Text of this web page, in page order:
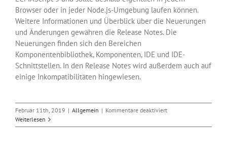
Browser oder in jeder Node.js-Umgebung laufen können.
Weitere Informationen und Überblick über die Neuerungen
und Änderungen gewähren die Release Notes. Die
Neuerungen finden sich den Bereichen
Komponentenbibliothek, Komponenten, IDE und IDE-
Schnittstellen. In den Release Notes wird außerdem auch auf
einige Inkompatibilitäten hingewiesen.
Februar 11th, 2019 | Allgemein | Kommentare deaktiviertfür
IDE
Weiterlesen